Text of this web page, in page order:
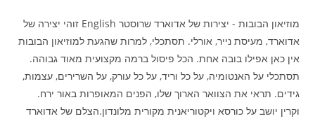
מוזיאון הבובות - יצירות של אדוארד שרוסטר English זוהי יצירה של
אדוארד, מעיסת נייר, אורלי. תסתכלי, למרות שהגעת למוזיאון הבובות
אין כאן אפילו בובה אחת. הכל פיסול ברמה מקצועית מאוד גבוהה.
תסתכלי על האנטומיה, על כל וריד, על כל עורק, על השרירים, עצמות,
גידים. תראי את הצוואר הארוך שלו, הפנים המאופרות באור ירח.
וקרין יושב על כורסא ויקטוריאנית מקורית מלונדון.הצלם של אדוארד